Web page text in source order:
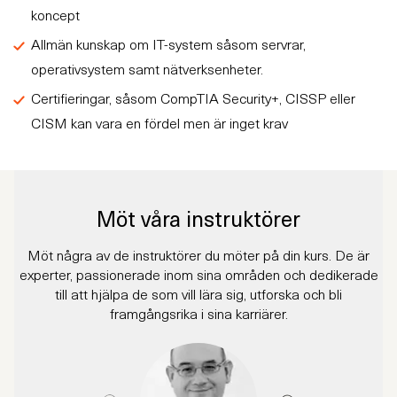
koncept
Allmän kunskap om IT-system såsom servrar,
operativsystem samt nätverksenheter.
Certifieringar, såsom CompTIA Security+, CISSP eller
CISM kan vara en fördel men är inget krav
Möt våra instruktörer
Möt några av de instruktörer du möter på din kurs. De är
experter, passionerade inom sina områden och dedikerade
till att hjälpa de som vill lära sig, utforska och bli
framgångsrika i sina karriärer.